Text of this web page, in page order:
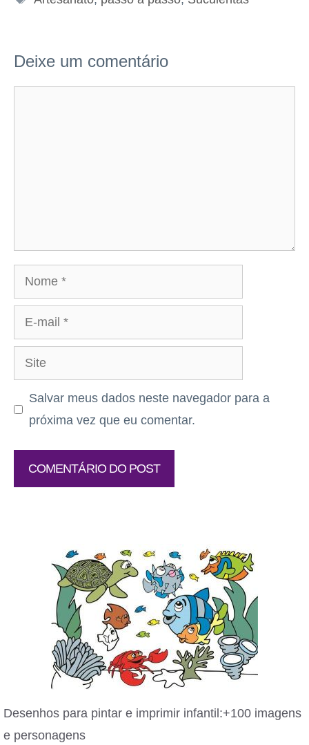
Deixe um comentário
Nome
mail
Site
Salvar meus dados neste navegador para a
próxima vez que eu comentar.
Desenhos para pintar e imprimir infantil:+100 imagens
e personagens